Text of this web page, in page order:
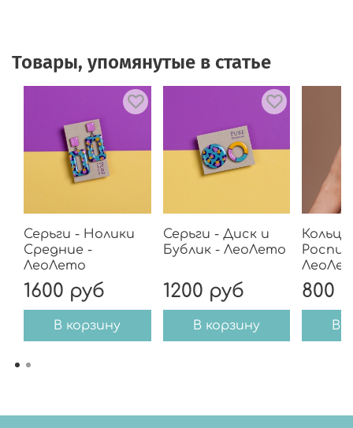
Товары, упомянутые в статье
Серьги - Нолики
Средние -
ЛеоЛето
1600 руб
В корзину
Серьги - Диск и
Бублик - ЛеоЛето
1200 руб
В корзину
800
В